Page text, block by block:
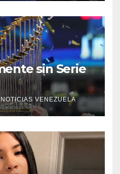
sin Serie
NOTICIAS VENEZUELA